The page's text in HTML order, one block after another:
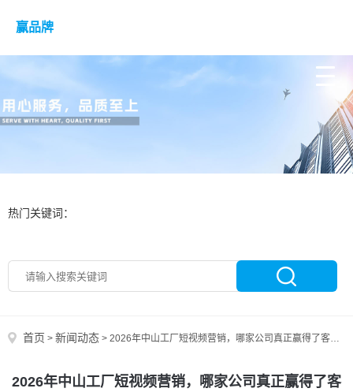
赢品牌
热门关键词：
首页 > 新闻动态 > 2026年中山工厂短视频营销，哪家公司真正赢得了客户心？
2026年中山工厂短视频营销，哪家公司真正赢得了客